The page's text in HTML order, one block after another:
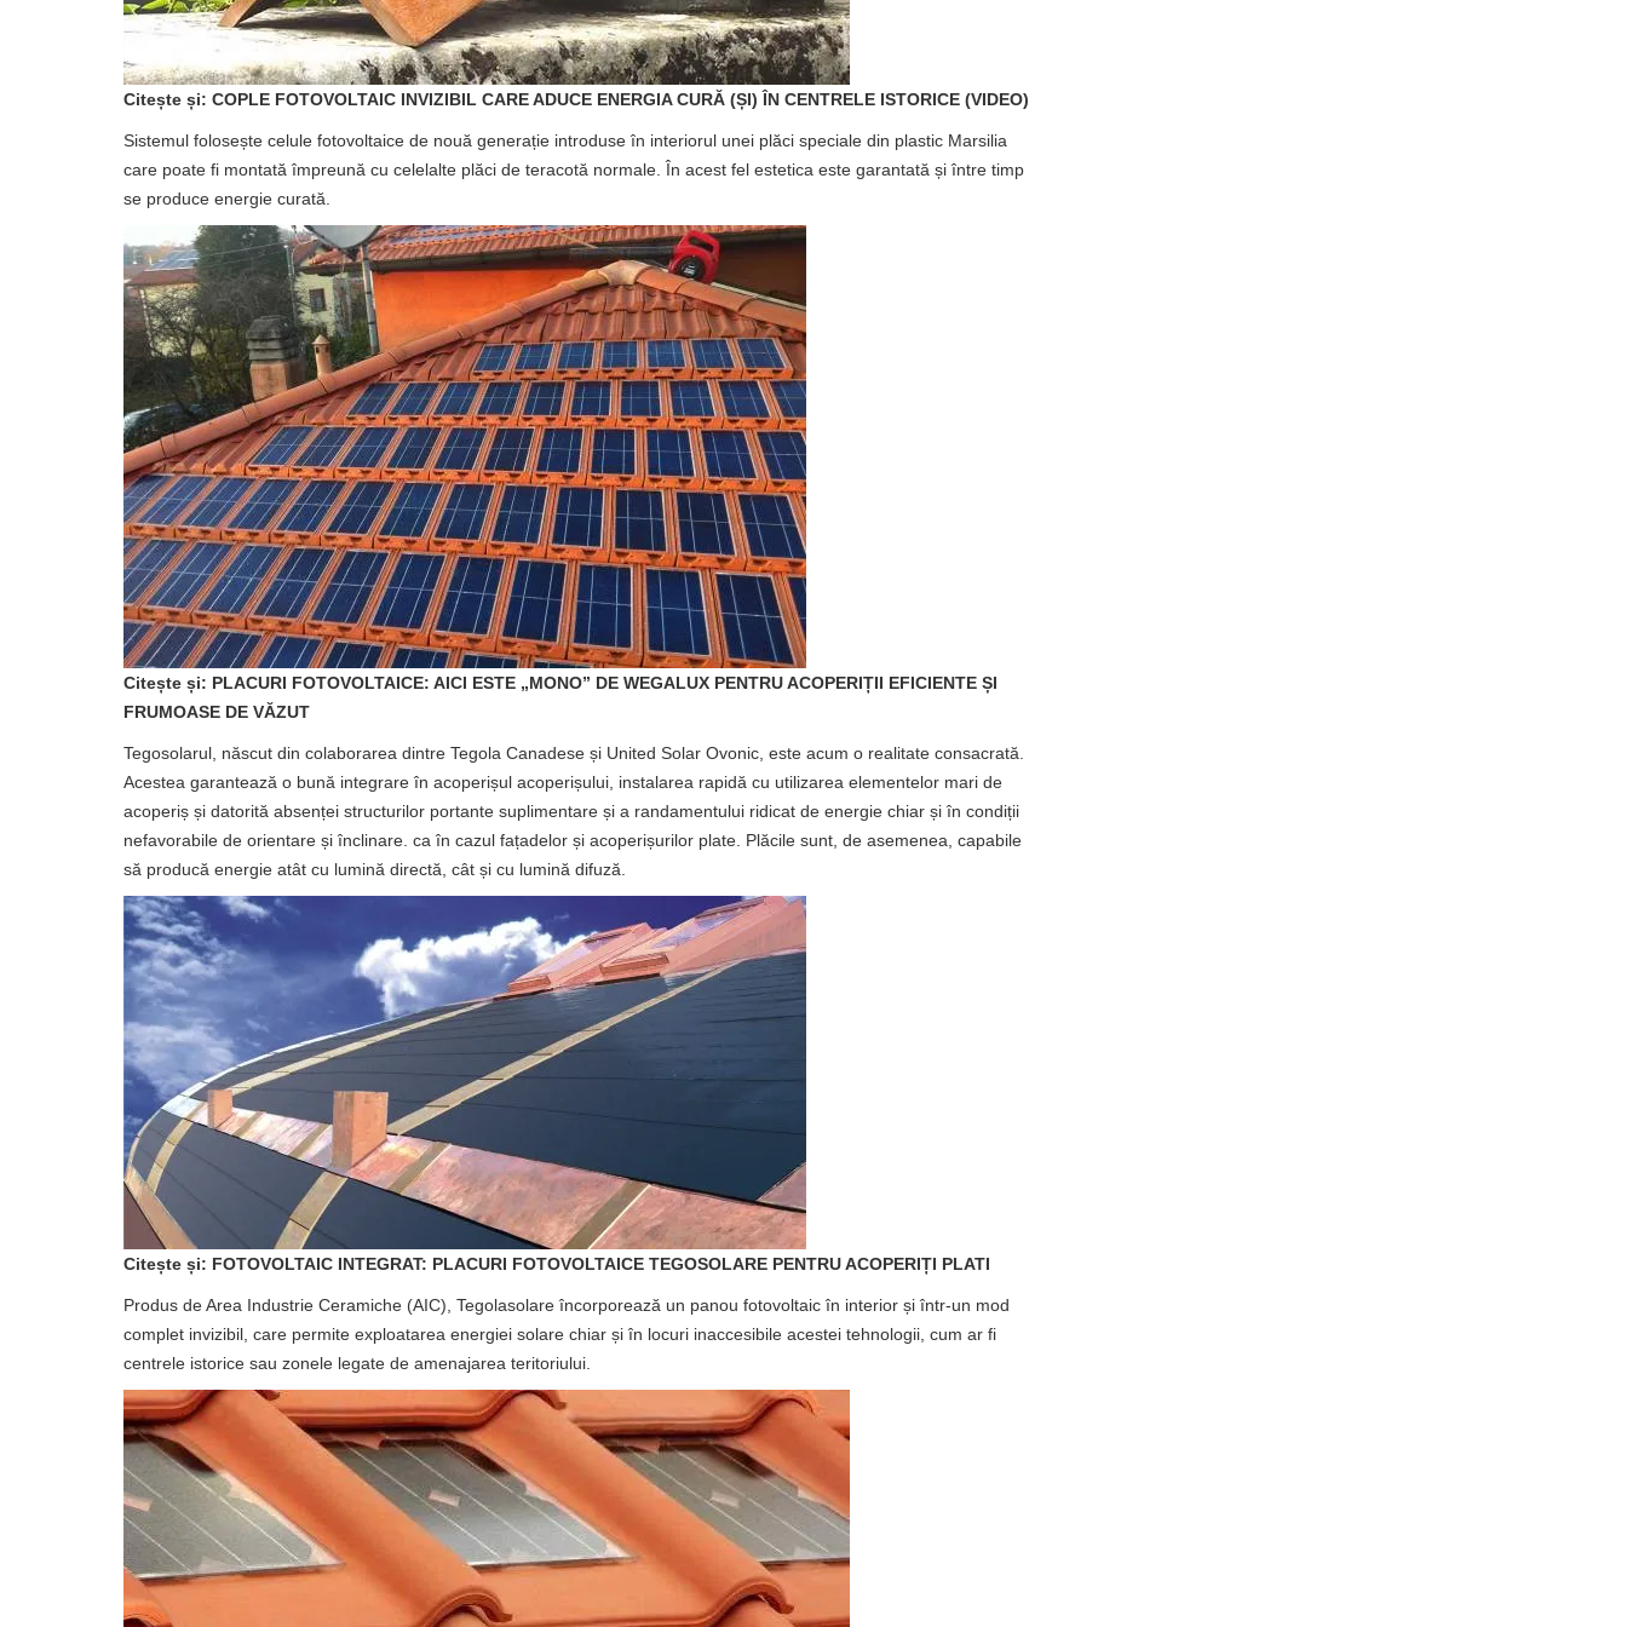
Citește și: COPLE FOTOVOLTAIC INVIZIBIL CARE ADUCE ENERGIA CURĂ (ȘI) ÎN CENTRELE ISTORICE (VIDEO)
Sistemul folosește celule fotovoltaice de nouă generație introduse în interiorul unei plăci speciale din plastic Marsilia
care poate fi montată împreună cu celelalte plăci de teracotă normale. În acest fel estetica este garantată și între timp
se produce energie curată.
Citește și: PLACURI FOTOVOLTAICE: AICI ESTE „MONO” DE WEGALUX PENTRU ACOPERIȚII EFICIENTE ȘI
FRUMOASE DE VĂZUT
Tegosolarul, născut din colaborarea dintre Tegola Canadese și United Solar Ovonic, este acum o realitate consacrată.
Acestea garantează o bună integrare în acoperișul acoperișului, instalarea rapidă cu utilizarea elementelor mari de
acoperiș și datorită absenței structurilor portante suplimentare și a randamentului ridicat de energie chiar și în condiții
nefavorabile de orientare și înclinare. ca în cazul fațadelor și acoperișurilor plate. Plăcile sunt, de asemenea, capabile
să producă energie atât cu lumină directă, cât și cu lumină difuză.
Citește și: FOTOVOLTAIC INTEGRAT: PLACURI FOTOVOLTAICE TEGOSOLARE PENTRU ACOPERIȚI PLATI
Produs de Area Industrie Ceramiche (AIC), Tegolasolare încorporează un panou fotovoltaic în interior și într-un mod
complet invizibil, care permite exploatarea energiei solare chiar și în locuri inaccesibile acestei tehnologii, cum ar fi
centrele istorice sau zonele legate de amenajarea teritoriului.